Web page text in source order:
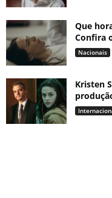
Que
Confira
Nacionais
Kristen